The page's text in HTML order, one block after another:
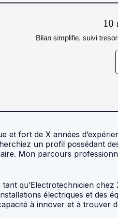
10
Bilan simplifie, suivi
et fort de X années
un profil possédant
Mon parcours
qu’Electrotechnicien
électriques et des
à innover et à trouver